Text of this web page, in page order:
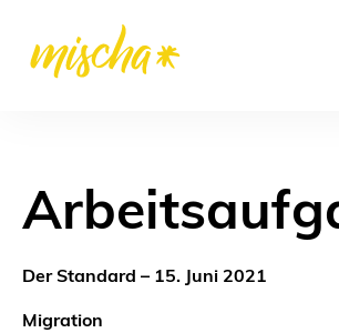
Der Standard – 15. Juni 2021
Migration